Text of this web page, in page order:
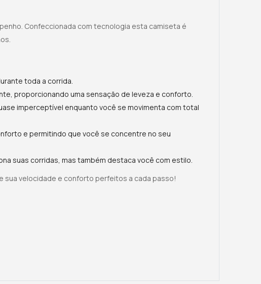
Confeccionada com tecnologia esta camiseta é
toda a corrida.
proporcionando uma sensação de leveza e conforto.
imperceptível enquanto você se movimenta com total
e permitindo que você se concentre no seu
suas corridas, mas também destaca você com estilo.
sua velocidade e conforto perfeitos a cada passo!